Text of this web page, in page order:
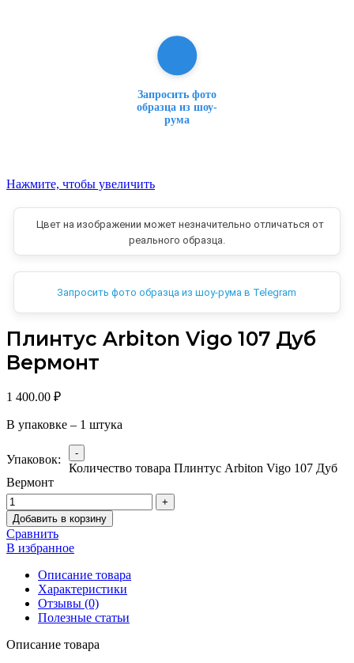
Запросить фото
образца из шоу-
рума
Нажмите, чтобы увеличить
Цвет на изображении может незначительно отличаться от
реального образца.
Запросить фото образца из шоу-рума в Telegram
Плинтус Arbiton Vigo 107 Дуб
Вермонт
1 400.00 ₽
В упаковке – 1 штука
Упаковок:
Количество товара Плинтус Arbiton Vigo 107 Дуб
Вермонт
Добавить в корзину
Сравнить
В избранное
Описание товара
Характеристики
Отзывы (0)
Полезные статьи
Описание товара